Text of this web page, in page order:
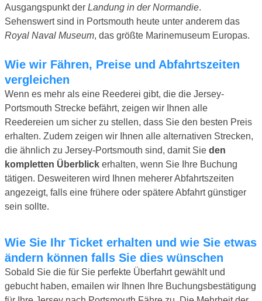
Ausgangspunkt der Landung in der Normandie.
Sehenswert sind in Portsmouth heute unter anderem das
Royal Naval Museum, das größte Marinemuseum Europas.
Wie wir Fähren, Preise und Abfahrtszeiten
vergleichen
Wenn es mehr als eine Reederei gibt, die die Jersey-
Portsmouth Strecke befährt, zeigen wir Ihnen alle
Reedereien um sicher zu stellen, dass Sie den besten Preis
erhalten. Zudem zeigen wir Ihnen alle alternativen Strecken,
die ähnlich zu Jersey-Portsmouth sind, damit Sie den
kompletten Überblick erhalten, wenn Sie Ihre Buchung
tätigen. Desweiteren wird Ihnen meherer Abfahrtszeiten
angezeigt, falls eine frühere oder spätere Abfahrt günstiger
sein sollte.
Wie Sie Ihr Ticket erhalten und wie Sie etwas
ändern können falls Sie dies wünschen
Sobald Sie die für Sie perfekte Überfahrt gewählt und
gebucht haben, emailen wir Ihnen Ihre Buchungsbestätigung